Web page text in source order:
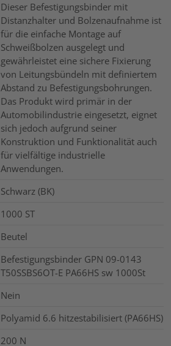
Dieser Befestigungsbinder mit
Distanzhalter und Bolzenaufnahme ist
für die einfache Montage auf
Schweißbolzen ausgelegt und
gewährleistet eine sichere Fixierung
von Leitungsbündeln mit definiertem
Abstand zu Befestigungsbohrungen.
Das Produkt wird primär in der
Automobilindustrie eingesetzt, eignet
sich jedoch aufgrund seiner
Konstruktion und Funktionalität auch
für vielfältige industrielle
Anwendungen.
Schwarz (BK)
1000 ST
Beutel
Befestigungsbinder GPN 09-0143
T50SSBS6OT-E PA66HS sw 1000St
Nein
Polyamid 6.6 hitzestabilisiert (PA66HS)
200 N